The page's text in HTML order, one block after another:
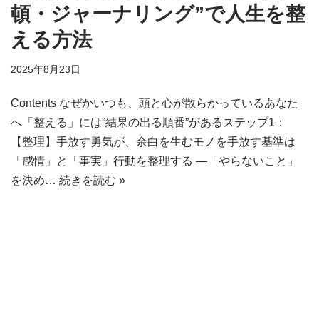
頓・ジャーナリング”で人生を整
える方法
2025年8月23日
Contents なぜかいつも、頭と心が散らかっているあなた
へ「整える」には”結果の出る順番”があるステップ1：
【整理】手放す勇気が、余白を生むモノを手放す基準は
「感情」と「事実」行動を整理する ―「やらないこと」
を決め… 続きを読む »